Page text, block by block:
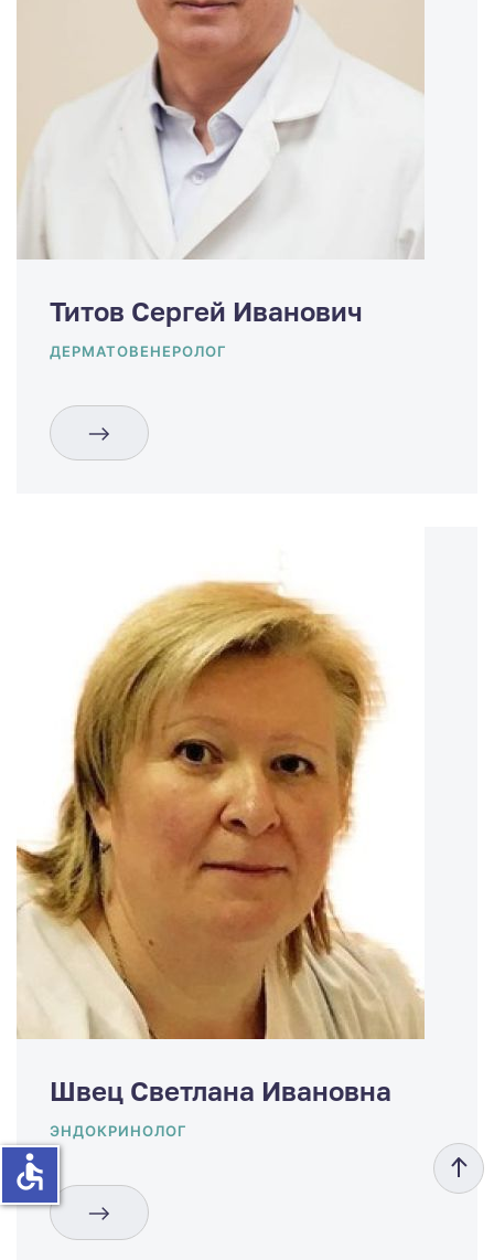
Титов Сергей Иванович
ДЕРМАТОВЕНЕРОЛОГ
Швец Светлана Ивановна
ЭНДОКРИНОЛОГ
accessible